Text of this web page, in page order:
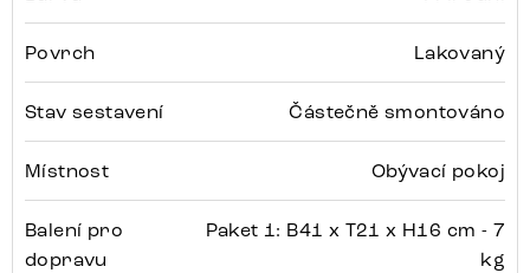
Povrch Lakovaný
Stav sestavení Částečně smontováno
Místnost Obývací pokoj
Balení pro
dopravu
Paket 1: B41 x T21 x H16 cm - 7
kg